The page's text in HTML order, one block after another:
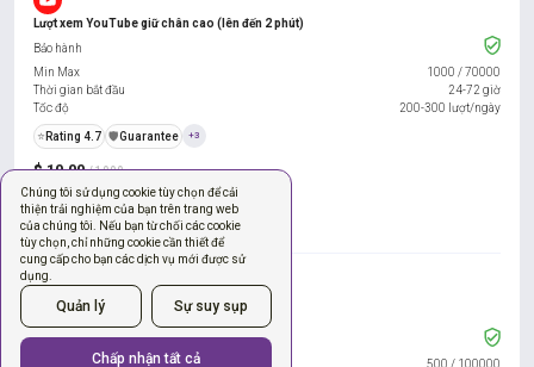
Chúng tôi sử dụng cookie tùy chọn để cải
thiện trải nghiệm của bạn trên trang web
của chúng tôi. Nếu bạn từ chối các cookie
tùy chọn, chỉ những cookie cần thiết để
cung cấp cho bạn các dịch vụ mới được sử
dụng.
Quản lý Sự suy sụp
Chấp nhận tất cả
Lượt xem YouTube giữ chân cao (lên đến 2 phút)
$ 10.00 / 1000
MUA NGAY
Bảo hành
Min Max
1000 / 70000
Thời gian bắt đầu
24-72 giờ
Tốc độ
200-300 lượt/ngày
⭐ Rating 4.7 ️🛡️Guarantee +3
🇺🇸 YouTube Unique Views - USA
Bảo hành